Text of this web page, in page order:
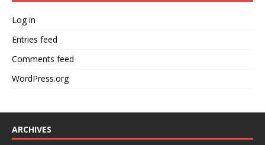
Log in
Entries feed
Comments feed
WordPress.org
ARCHIVES